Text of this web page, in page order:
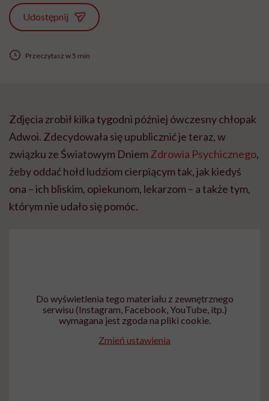
Udostępnij
Przeczytasz w 5 min
Zdjęcia zrobił kilka tygodni później ówczesny chłopak
Adwoi. Zdecydowała się upublicznić je teraz, w
związku ze Światowym DniemZdrowia Psychicznego,
żeby oddać hołd ludziom cierpiącym tak, jak kiedyś
ona – ich bliskim, opiekunom, lekarzom – a także tym,
którym nie udało się pomóc.
Do wyświetlenia tego materiału z zewnętrznego
serwisu (Instagram, Facebook, YouTube, itp.)
wymagana jest zgoda na pliki cookie.
Zmień ustawienia